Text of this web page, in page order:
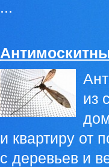
...
из
и квартиру от
с деревьев и